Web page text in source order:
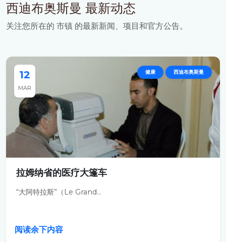
西迪布奥斯曼 最新动态
关注您所在的 市镇 的最新新闻、项目和官方公告。
12
MAR
健康 西迪布奥斯曼
拉姆纳省的医疗大篷车
“大阿特拉斯”（Le Grand...
阅读余下内容